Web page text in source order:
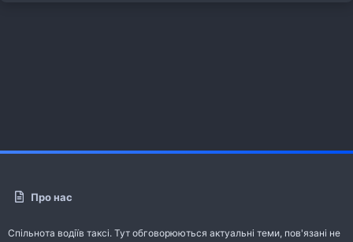
Про нас
Спільнота водіїв таксі. Тут обговорюються актуальні теми, пов'язані не